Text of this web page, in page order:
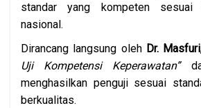
standar yang kompeten sesuai
nasional.
Dirancang langsung oleh Dr.
Uji Kompetensi Keperawatan”
menghasilkan penguji sesuai
berkualitas.